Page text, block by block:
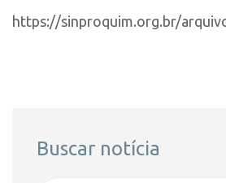
https://sinproquim.org.br/
Buscar notícia